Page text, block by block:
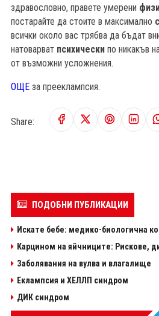
здравословно, правете умерени
постарайте да стоите в максимално
всички около вас трябва да бъдат
натоварват психическипо никакъв
от възможни усложнения.
ОЩЕза прееклампсия.
Share:
ПОДОБНИ ПУБЛИКАЦИИ
Искате бебе: медико-биологична
Карцином на яйчниците: Рискове,
Заболявания на вулва и влагалище
Еклампсия и ХЕЛЛП синдром
ДИК синдром